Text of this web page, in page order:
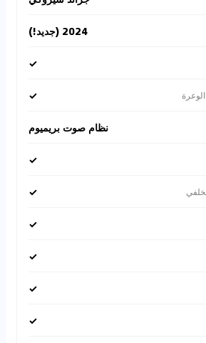
2024 (جديد!)
✓
✓
نظام صوت بريميوم
✓
✓
✓
✓
✓
✓